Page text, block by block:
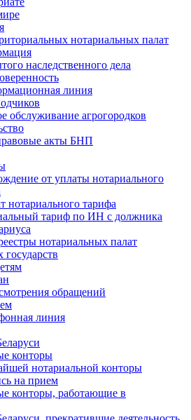
нотариальных палат
наследственного дела
линия
обслуживание агрогородков
акты БНП
от уплаты нотариального
нотариального тарифа
тариф по ИН с должника
нотариальных палат
обращений
линия
конторы
нотариальной конторы
на прием
конторы, работающие в